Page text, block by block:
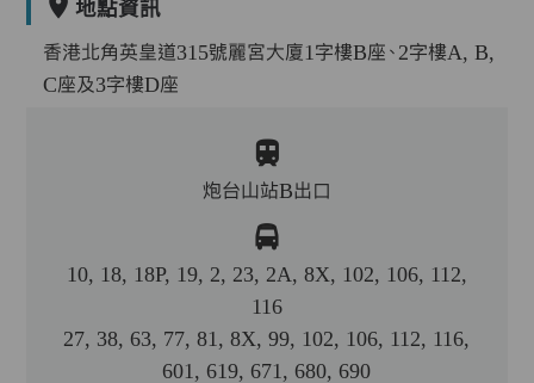
地點資訊
香港北角英皇道315號麗宮大廈1字樓B座、2字樓A, B,
C座及3字樓D座
炮台山站B出口
10, 18, 18P, 19, 2, 23, 2A, 8X, 102, 106, 112,
116
27, 38, 63, 77, 81, 8X, 99, 102, 106, 112, 116,
601, 619, 671, 680, 690